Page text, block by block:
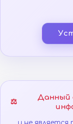
⚖️
Данный